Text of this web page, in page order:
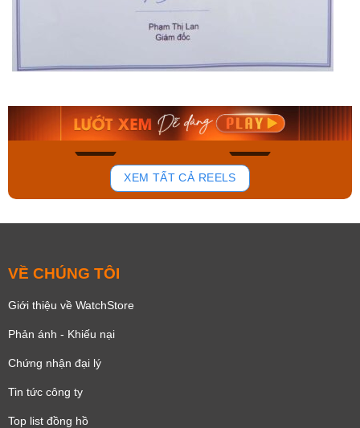
175
Orient Nam RA-
Mua ngay
Casio Nam MTS-
Mua ngay
XEM TẤT CẢ REELS
VỀ CHÚNG TÔI
Giới thiệu về WatchStore
Phản ánh - Khiếu nại
Chứng nhận đại lý
Tin tức công ty
Top list đồng hồ